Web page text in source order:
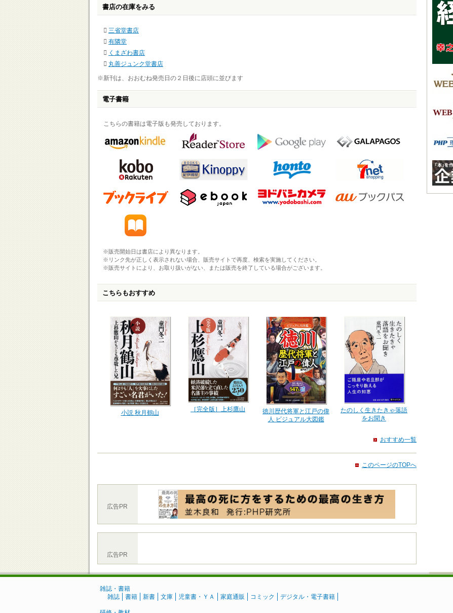
書店の在庫をみる
三省堂書店
有隣堂
くまざわ書店
丸善ジュンク堂書店
※新刊は、おおむね発売日の２日後に店頭に並びます
電子書籍
こちらの書籍は電子版も発売しております。
※販売開始日は書店により異なります。
※リンク先が正しく表示されない場合、販売サイトで再度、検索を実施してください。
※販売サイトにより、お取り扱いがない、または販売を終了している場合がございます。
こちらもおすすめ
小説 秋月鶴山 ［完全版］上杉鷹山
徳川歴代将軍と江戸の偉
人 ビジュアル大図鑑
たのしく生きたきゃ落語
をお聞き
おすすめ一覧
このページのTOPへ
広告PR
広告PR
雑誌・書籍
雑誌
書籍 新書 文庫 児童書・ＹＡ 家庭通販 コミック デジタル・電子書籍